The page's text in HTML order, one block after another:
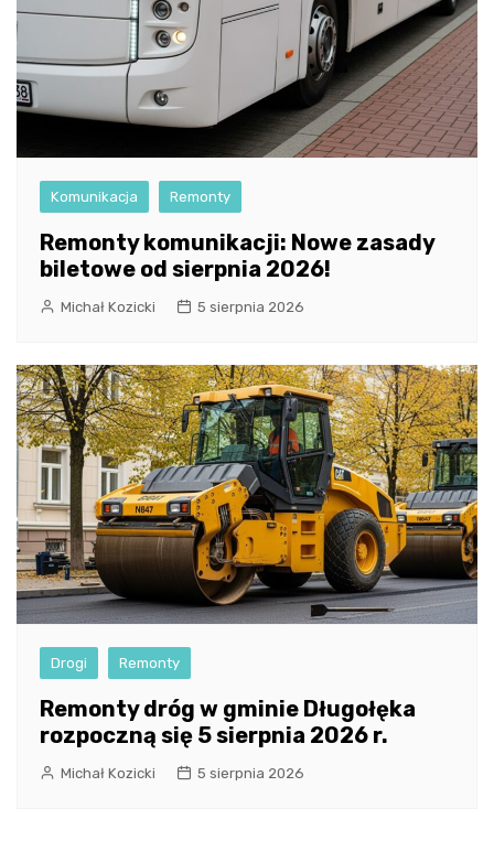
Komunikacja Remonty
Remonty komunikacji: Nowe zasady
biletowe od sierpnia 2026!
Michał Kozicki 5 sierpnia 2026
Drogi Remonty
Remonty dróg w gminie Długołęka
rozpoczną się 5 sierpnia 2026 r.
Michał Kozicki 5 sierpnia 2026